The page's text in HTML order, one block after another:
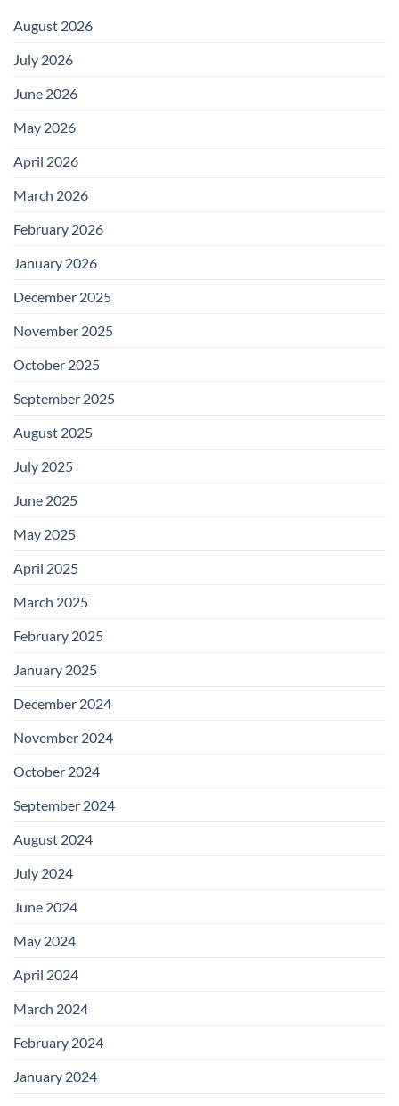
August 2026
July 2026
June 2026
May 2026
April 2026
March 2026
February 2026
January 2026
December 2025
November 2025
October 2025
September 2025
August 2025
July 2025
June 2025
May 2025
April 2025
March 2025
February 2025
January 2025
December 2024
November 2024
October 2024
September 2024
August 2024
July 2024
June 2024
May 2024
April 2024
March 2024
February 2024
January 2024